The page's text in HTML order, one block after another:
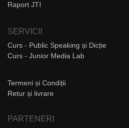
Raport JTI
SERVICII
Curs - Public Speaking și Dicție
Curs - Junior Media Lab
Termeni și Condiții
Retur și livrare
PARTENERI